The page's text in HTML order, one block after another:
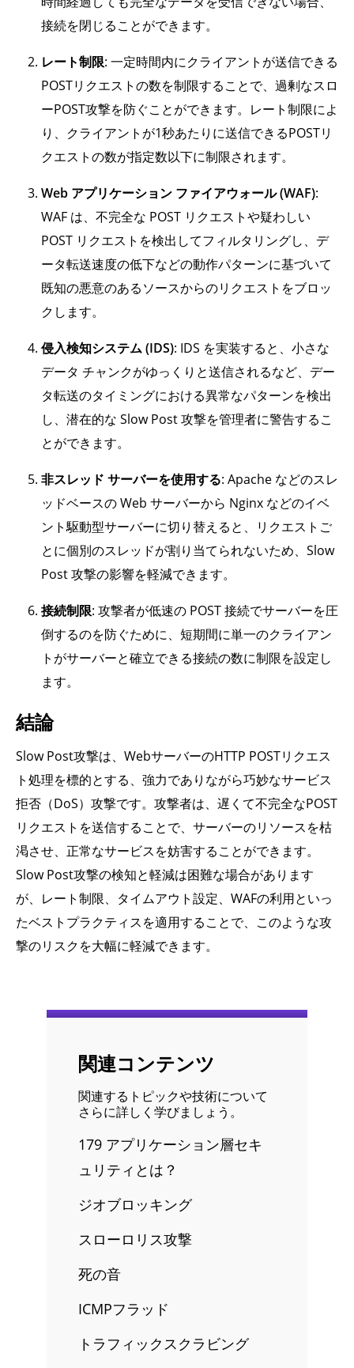
接続を閉じることができます。
レート制限: 一定時間内にクライアントが送信できる
POSTリクエストの数を制限することで、過剰なスロ
ーPOST攻撃を防ぐことができます。レート制限によ
り、クライアントが1秒あたりに送信できるPOSTリ
クエストの数が指定数以下に制限されます。
Web アプリケーション ファイアウォール (WAF):
WAF は、不完全な POST リクエストや疑わしい
POST リクエストを検出してフィルタリングし、デ
ータ転送速度の低下などの動作パターンに基づいて
既知の悪意のあるソースからのリクエストをブロッ
クします。
侵入検知システム (IDS): IDS を実装すると、小さな
データ チャンクがゆっくりと送信されるなど、デー
タ転送のタイミングにおける異常なパターンを検出
し、潜在的な Slow Post 攻撃を管理者に警告するこ
とができます。
非スレッド サーバーを使用する: Apache などのスレ
ッドベースの Web サーバーから Nginx などのイベ
ント駆動型サーバーに切り替えると、リクエストご
とに個別のスレッドが割り当てられないため、Slow
Post 攻撃の影響を軽減できます。
接続制限: 攻撃者が低速の POST 接続でサーバーを圧
倒するのを防ぐために、短期間に単一のクライアン
トがサーバーと確立できる接続の数に制限を設定し
ます。
結論
Slow Post攻撃は、WebサーバーのHTTP POSTリクエス
ト処理を標的とする、強力でありながら巧妙なサービス
拒否（DoS）攻撃です。攻撃者は、遅くて不完全なPOST
リクエストを送信することで、サーバーのリソースを枯
渇させ、正常なサービスを妨害することができます。
Slow Post攻撃の検知と軽減は困難な場合があります
が、レート制限、タイムアウト設定、WAFの利用といっ
たベストプラクティスを適用することで、このような攻
撃のリスクを大幅に軽減できます。
関連コンテンツ
関連するトピックや技術について
さらに詳しく学びましょう。
179 アプリケーション層セキ
ュリティとは？
ジオブロッキング
スローロリス攻撃
死の音
ICMPフラッド
トラフィックスクラビング